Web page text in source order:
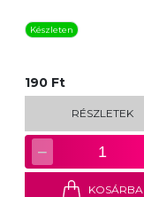
Készleten
190 Ft
RÉSZLETEK
− 1
KOSÁRBA